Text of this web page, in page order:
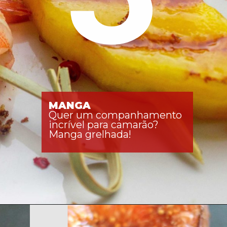
MANGA
Quer um companhamento
incrível para camarão?
Manga grelhada!